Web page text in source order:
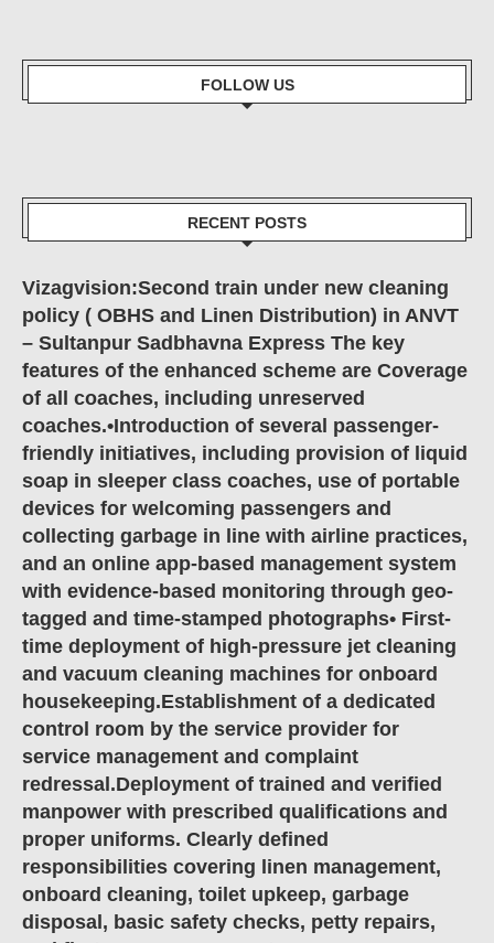
FOLLOW US
RECENT POSTS
Vizagvision:Second train under new cleaning
policy ( OBHS and Linen Distribution) in ANVT
– Sultanpur Sadbhavna Express The key
features of the enhanced scheme are Coverage
of all coaches, including unreserved
coaches.•Introduction of several passenger-
friendly initiatives, including provision of liquid
soap in sleeper class coaches, use of portable
devices for welcoming passengers and
collecting garbage in line with airline practices,
and an online app-based management system
with evidence-based monitoring through geo-
tagged and time-stamped photographs• First-
time deployment of high-pressure jet cleaning
and vacuum cleaning machines for onboard
housekeeping.Establishment of a dedicated
control room by the service provider for
service management and complaint
redressal.Deployment of trained and verified
manpower with prescribed qualifications and
proper uniforms. Clearly defined
responsibilities covering linen management,
onboard cleaning, toilet upkeep, garbage
disposal, basic safety checks, petty repairs,